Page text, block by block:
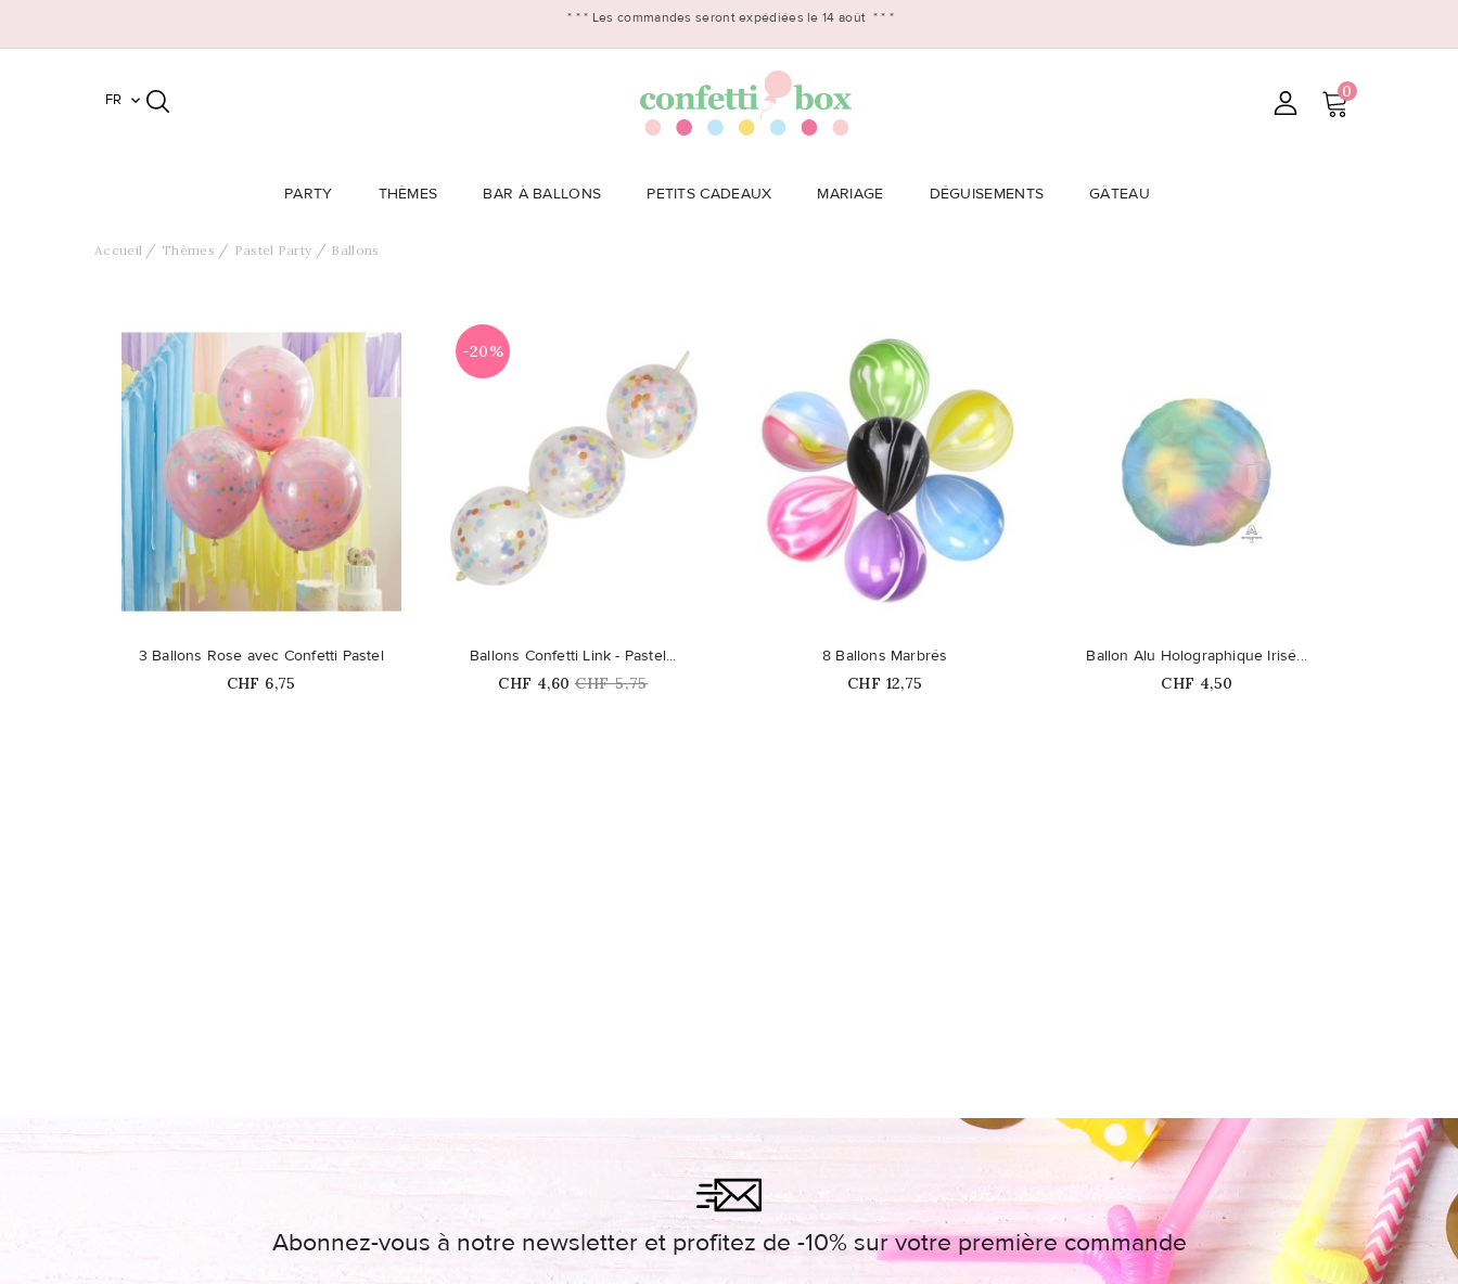
* * * Les commandes seront expédiées le 14 août * * *
FR  0
PARTY THÈMES BAR À BALLONS PETITS CADEAUX MARIAGE DÉGUISEMENTS GÂTEAU
Accueil Thèmes Pastel Party Ballons
favorite_border
3 Ballons Rose avec Confetti Pastel
Prix
CHF 6,75
favorite_border
-20%
Ballons Confetti Link - Pastel...
Prix
CHF 4,60 Prix
CHF 5,75
8 Ballons Marbrés
Prix
CHF 12,75
Ballon Alu Holographique Irisé...
Prix
CHF 4,50
Abonnez-vous à notre newsletter et profitez de -10% sur votre première commande